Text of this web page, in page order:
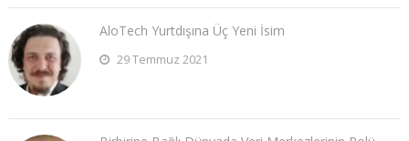
AloTech Yurtdışına Üç Yeni İsim
29 Temmuz 2021